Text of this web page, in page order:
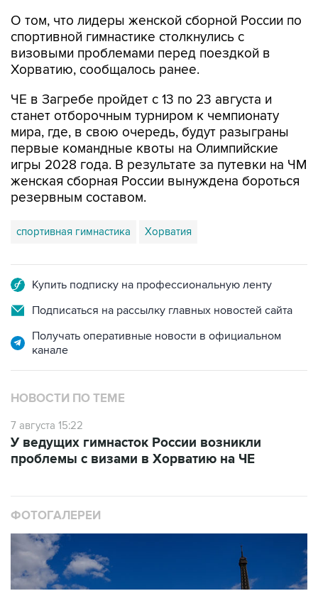
О том, что лидеры женской сборной России по
спортивной гимнастике столкнулись с
визовыми проблемами перед поездкой в
Хорватию, сообщалось ранее.
ЧЕ в Загребе пройдет с 13 по 23 августа и
станет отборочным турниром к чемпионату
мира, где, в свою очередь, будут разыграны
первые командные квоты на Олимпийские
игры 2028 года. В результате за путевки на ЧМ
женская сборная России вынуждена бороться
резервным составом.
спортивная гимнастика Хорватия
Купить подписку на профессиональную ленту
Подписаться на рассылку главных новостей сайта
Получать оперативные новости в официальном
канале
НОВОСТИ ПО ТЕМЕ
7 августа 15:22
У ведущих гимнасток России возникли
проблемы с визами в Хорватию на ЧЕ
ФОТОГАЛЕРЕИ